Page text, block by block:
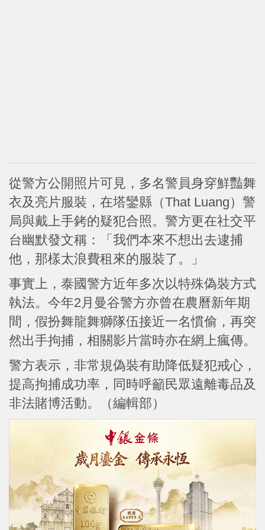
從警方公開照片可見，多名警員身穿鮮豔舞
衣及亮片服裝，在塔鑾縣（That Luang）警
局與戴上手銬的疑犯合照。警方更在社交平
台幽默發文稱：「我們本來不想出去逮捕
他，那樣太浪費租來的服裝了。」
事實上，泰國警方近年多次以特殊偽裝方式
執法。今年2月曼谷警方亦曾在農曆新年期
間，假扮舞龍舞獅隊伍接近一名慣偷，再突
然出手拘捕，相關影片當時亦在網上瘋傳。
警方表示，非常規偽裝有助降低疑犯戒心，
提高拘捕成功率，同時呼籲民眾遠離毒品及
非法賭博活動。（編輯部）